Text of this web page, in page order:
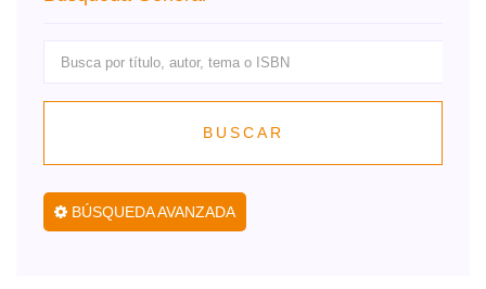
BUSCAR
BÚSQUEDA AVANZADA